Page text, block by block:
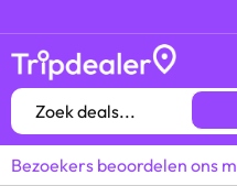
Hetgróótste
Bezoekers beoordelen ons